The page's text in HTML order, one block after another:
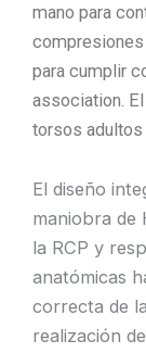
mano para
compresiones
para cumplir
association.
torsos adultos
El diseño
maniobra de
la RCP y
anatómicas
correcta de
realización